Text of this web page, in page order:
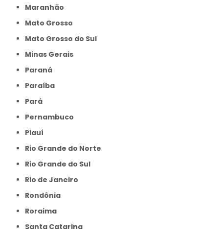
Maranhão
Mato Grosso
Mato Grosso do Sul
Minas Gerais
Paraná
Paraíba
Pará
Pernambuco
Piauí
Rio Grande do Norte
Rio Grande do Sul
Rio de Janeiro
Rondônia
Roraima
Santa Catarina